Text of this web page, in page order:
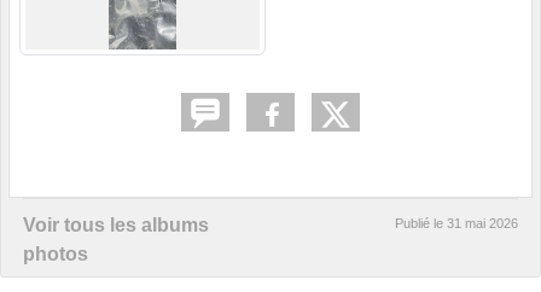
Voir tous les albums
photos
Publié le 31 mai 2026